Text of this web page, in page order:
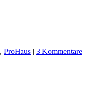
, ProHaus | 3 Kommentare